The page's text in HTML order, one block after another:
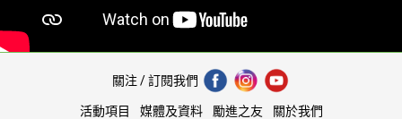
關注 / 訂閱我們
活動項目 媒體及資料 勵進之友 關於我們